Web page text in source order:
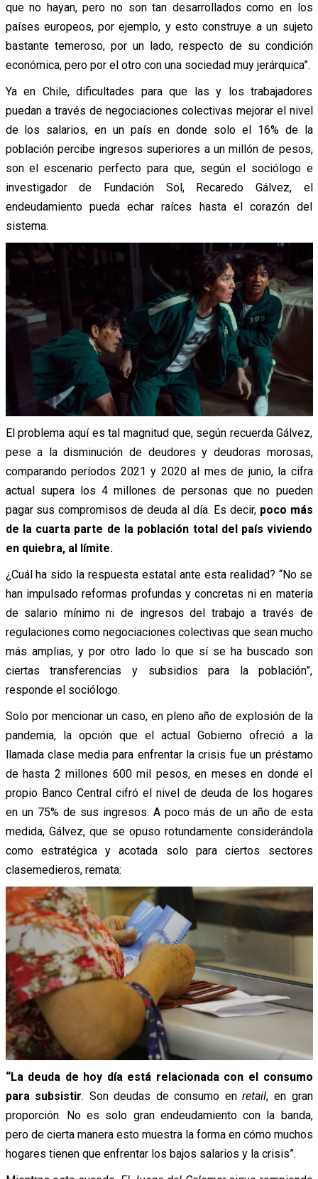
que no hayan, pero no son tan desarrollados como en los
países europeos, por ejemplo, y esto construye a un sujeto
bastante temeroso, por un lado, respecto de su condición
económica, pero por el otro con una sociedad muy jerárquica”.
Ya en Chile, dificultades para que las y los trabajadores
puedan a través de negociaciones colectivas mejorar el nivel
de los salarios, en un país en donde solo el 16% de la
población percibe ingresos superiores a un millón de pesos,
son el escenario perfecto para que, según el sociólogo e
investigador de Fundación Sol, Recaredo Gálvez, el
endeudamiento pueda echar raíces hasta el corazón del
sistema.
El problema aquí es tal magnitud que, según recuerda Gálvez,
pese a la disminución de deudores y deudoras morosas,
comparando períodos 2021 y 2020 al mes de junio, la cifra
actual supera los 4 millones de personas que no pueden
pagar sus compromisos de deuda al día. Es decir, poco más
de la cuarta parte de la población total del país viviendo
en quiebra, al límite.
¿Cuál ha sido la respuesta estatal ante esta realidad? “No se
han impulsado reformas profundas y concretas ni en materia
de salario mínimo ni de ingresos del trabajo a través de
regulaciones como negociaciones colectivas que sean mucho
más amplias, y por otro lado lo que sí se ha buscado son
ciertas transferencias y subsidios para la población”,
responde el sociólogo.
Solo por mencionar un caso, en pleno año de explosión de la
pandemia, la opción que el actual Gobierno ofreció a la
llamada clase media para enfrentar la crisis fue un préstamo
de hasta 2 millones 600 mil pesos, en meses en donde el
propio Banco Central cifró el nivel de deuda de los hogares
en un 75% de sus ingresos. A poco más de un año de esta
medida, Gálvez, que se opuso rotundamente considerándola
como estratégica y acotada solo para ciertos sectores
clasemedieros, remata:
“La deuda de hoy día está relacionada con el consumo
para subsistir. Son deudas de consumo enretail, en gran
proporción. No es solo gran endeudamiento con la banda,
pero de cierta manera esto muestra la forma en cómo muchos
hogares tienen que enfrentar los bajos salarios y la crisis”.